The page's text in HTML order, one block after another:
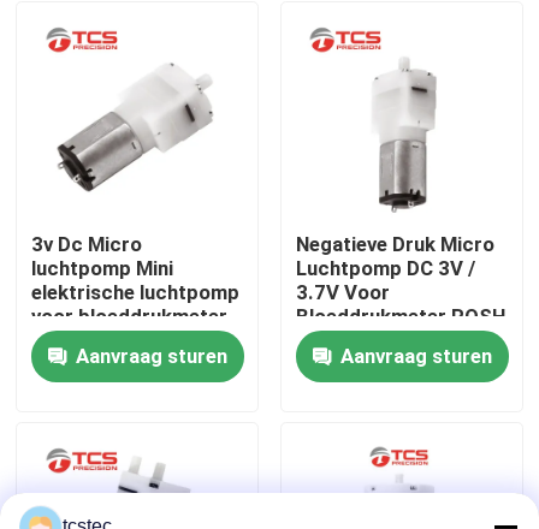
Over ons
Fabriekstocht
Neem contact met ons op
Nieuws
Bloggen
3v Dc Micro
luchtpomp Mini
elektrische luchtpomp
voor bloeddrukmeter
Aanvraag sturen
Negatieve Druk Micro
Luchtpomp DC 3V /
3.7V Voor
Bloeddrukmeter ROSH
Aanvraag sturen